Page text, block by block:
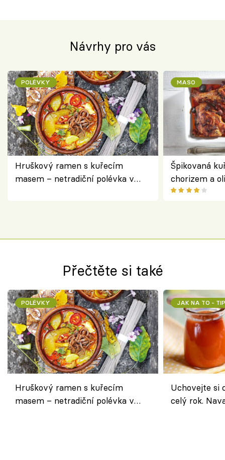
Návrhy pro vás
POLÉVKY
Hruškový ramen s kuřecím
masem – netradiční polévka v
MASO
Špikovaná
chorizem a
letní
Přečtěte si také
POLÉVKY
Hruškový ramen s kuřecím
masem – netradiční polévka v
JAK NA TO -
Uchovejte si
celý rok.